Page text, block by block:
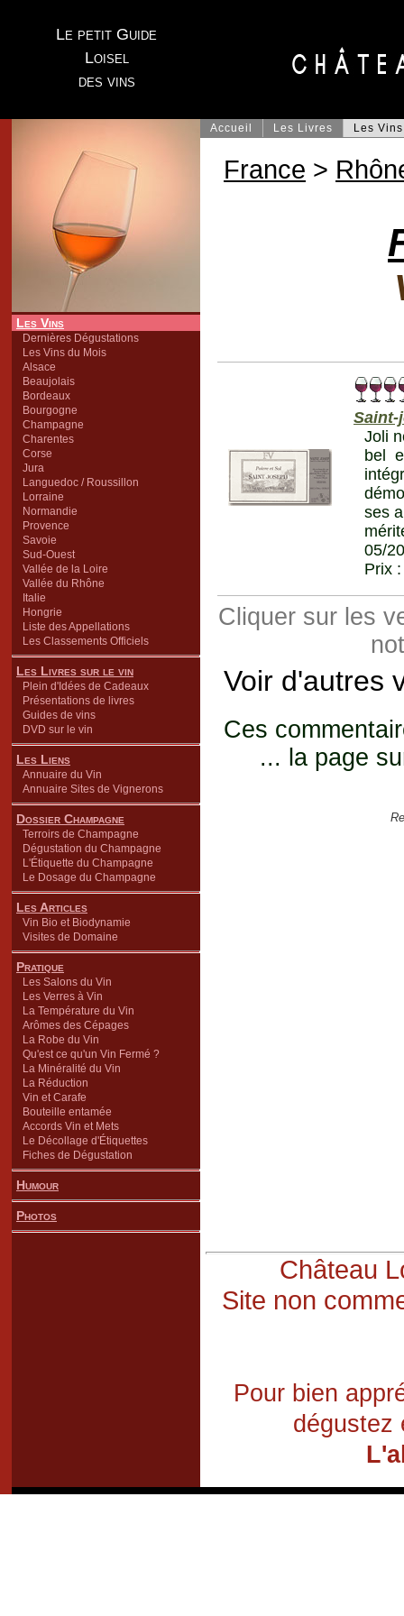
Le petit Guide
Loisel
des vins
Les Vins
Dernières Dégustations
Les Vins du Mois
Alsace
Beaujolais
Bordeaux
Bourgogne
Champagne
Charentes
Corse
Jura
Languedoc / Roussillon
Lorraine
Normandie
Provence
Savoie
Sud-Ouest
Vallée de la Loire
Vallée du Rhône
Italie
Hongrie
Liste des Appellations
Les Classements Officiels
Les Livres sur le vin
Plein d'Idées de Cadeaux
Présentations de livres
Guides de vins
DVD sur le vin
Les Liens
Annuaire du Vin
Annuaire Sites de Vignerons
Dossier Champagne
Terroirs de Champagne
Dégustation du Champagne
L'Étiquette du Champagne
Le Dosage du Champagne
Les Articles
Vin Bio et Biodynamie
Visites de Domaine
Pratique
Les Salons du Vin
Les Verres à Vin
La Température du Vin
Arômes des Cépages
La Robe du Vin
Qu'est ce qu'un Vin Fermé ?
La Minéralité du Vin
La Réduction
Vin et Carafe
Bouteille entamée
Accords Vin et Mets
Le Décollage d'Étiquettes
Fiches de Dégustation
Humour
Photos
Accueil Les Livres Les Vins
France >
Saint-
Joli
bel
ses
05/
Prix
Cliquer sur les
Voir d'autres
Ces
... la page
Château
Site non
Pour bien
dégustez